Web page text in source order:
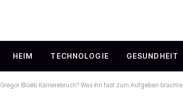
HEIM TECHNOLOGIE GESUNDHEIT
Gregor Bloéb Karrierebruch? Was ihn fast zum Aufgeben brachte